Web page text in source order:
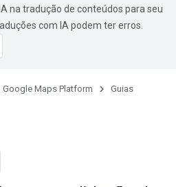
na tradução de conteúdos para seu
com IA podem ter erros.
Google Maps Platform
Guias